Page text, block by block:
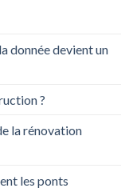
donnée devient un
?
la rénovation
les ponts